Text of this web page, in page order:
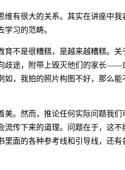
维有很大的关系。其实在讲座中
习的范畴。
不是很糟糕，是越来越糟糕。关
歧途，附带上毁灭他们的家长——
，我拍的照片构图不好，那么
美。然而，推论任何实际问题我
传下来的道理。问题在于，这
里面的各种参考线和引导线，还